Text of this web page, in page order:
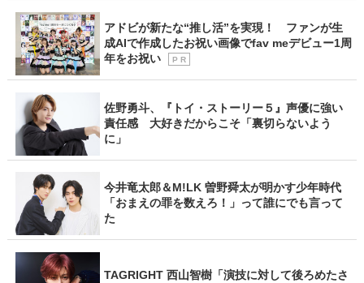
アドビが新たな“推し活”を実現！ ファンが生
成AIで作成したお祝い画像でfav meデビュー1周
年をお祝い
P R
佐野勇斗、『トイ・ストーリー５』声優に強い
責任感 大好きだからこそ「裏切らないよう
に」
今井竜太郎＆M!LK 曽野舜太が明かす少年時代
「おまえの罪を数えろ！」って誰にでも言って
た
TAGRIGHT 西山智樹「演技に対して後ろめたさ